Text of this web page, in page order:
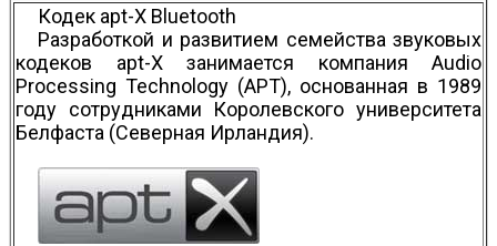
Кодек apt-X Bluetooth
Разработкой и развитием семейства звуковых
кодеков apt-X занимается компания Audio
Processing Technology (APT), основанная в 1989
году сотрудниками Королевского университета
Белфаста (Северная Ирландия).